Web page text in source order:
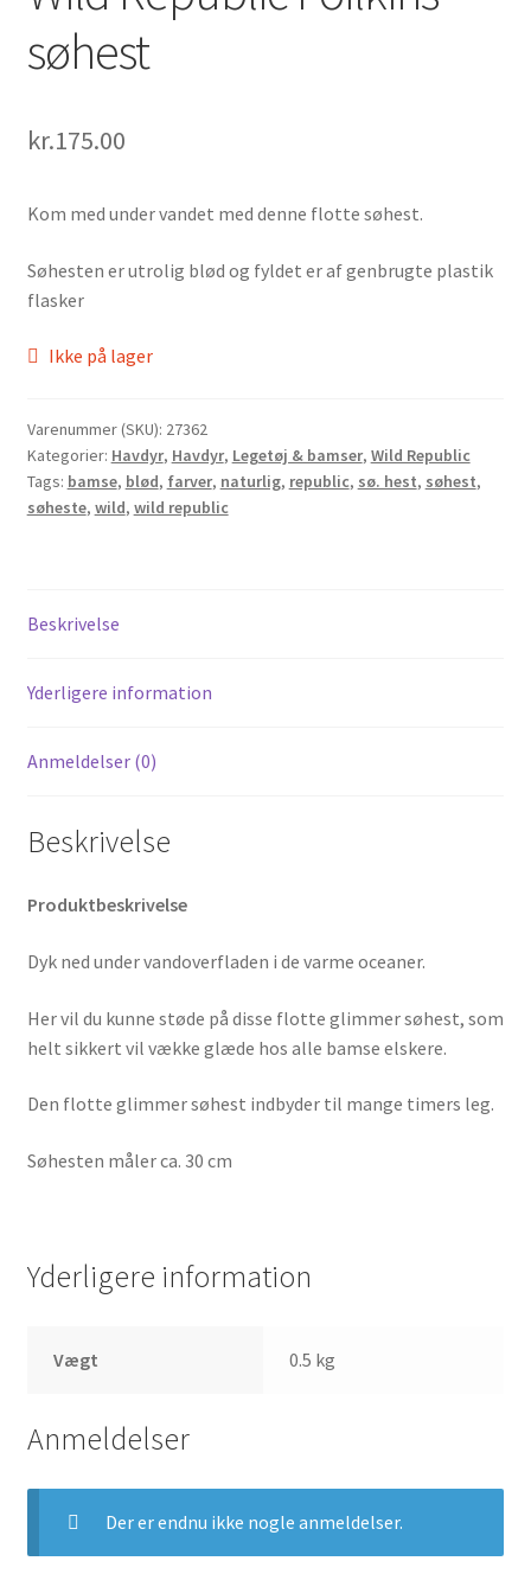
søhest
kr.175.00
Kom med under vandet med denne flotte søhest.
Søhesten er utrolig blød og fyldet er af genbrugte plastik
flasker
Ikke på lager
Varenummer (SKU): 27362
Kategorier: Havdyr, Havdyr, Legetøj & bamser, Wild Republic
Tags: bamse, blød, farver, naturlig, republic, sø. hest, søhest,
søheste, wild, wild republic
Beskrivelse
Yderligere information
Anmeldelser (0)
Beskrivelse
Produktbeskrivelse
Dyk ned under vandoverfladen i de varme oceaner.
Her vil du kunne støde på disse flotte glimmer søhest, som
helt sikkert vil vække glæde hos alle bamse elskere.
Den flotte glimmer søhest indbyder til mange timers leg.
Søhesten måler ca. 30 cm
Yderligere information
Vægt 0.5 kg
Anmeldelser
Der er endnu ikke nogle anmeldelser.